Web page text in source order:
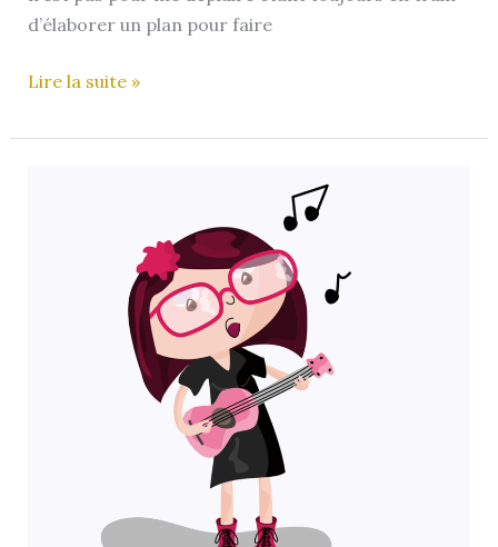
d’élaborer un plan pour faire
Tania
Lire la suite »